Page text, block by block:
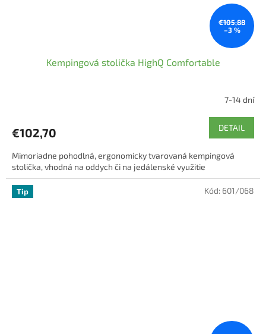
€105,88
–3 %
Kempingová stolička HighQ Comfortable
7-14 dní
€102,70 DETAIL
Mimoriadne pohodlná, ergonomicky tvarovaná kempingová
stolička, vhodná na oddych či na jedálenské využitie
Tip Kód: 601/068